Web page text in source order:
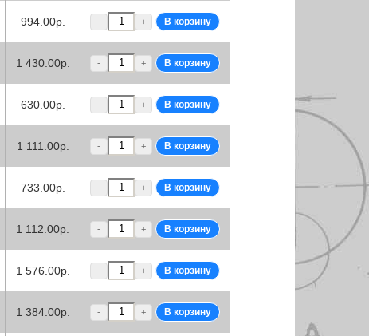
994.00р. - +
1 430.00р. - +
630.00р. - +
1 111.00р. - +
733.00р. - +
1 112.00р. - +
1 576.00р. - +
1 384.00р. - +